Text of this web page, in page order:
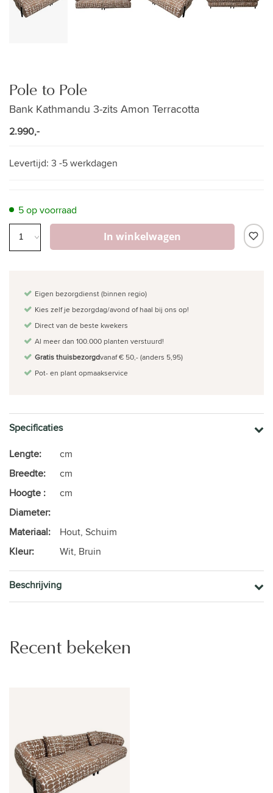
Pole to Pole
Bank Kathmandu 3-zits Amon Terracotta
2.990,-
Levertijd: 3 -5 werkdagen
5 op voorraad
In winkelwagen
Eigen bezorgdienst (binnen regio)
Kies zelf je bezorgdag/avond of haal bij ons op!
Direct van de beste kwekers
Al meer dan 100.000 planten verstuurd!
Gratis thuisbezorgdvanaf € 50,- (anders 5,95)
Pot- en plant opmaakservice
Specificaties
Lengte:
cm
Breedte:
cm
Hoogte :
cm
Diameter:
Materiaal:
Hout, Schuim
Kleur:
Wit, Bruin
Beschrijving
Recent bekeken